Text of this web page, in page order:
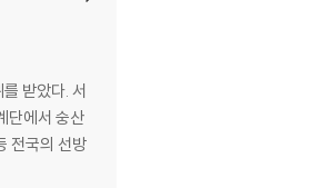
받았다. 서
단에서 숭산